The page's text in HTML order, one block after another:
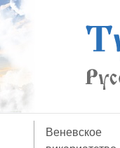
Веневское